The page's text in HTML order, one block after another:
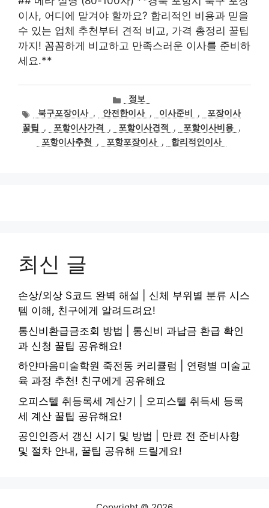
이사, 어디에 맡겨야 할까요? 합리적인 비용과 믿을
수 있는 업체 추천부터 견적 비교, 가격 총정리 꿀팁
까지! 꼼꼼하게 비교하고 만족스러운 이사를 준비하
세요.**
카
테
고
리
정보
태
그
북구포장이사 , 안전한이사 , 이사준비 ,
포장이사
꿀팁
, 포항이사가격 , 포항이사견적 , 포항이사비용 ,
포항이사추천
, 포항포장이사 , 합리적인이사
최신 글
손상/외상 S코드 완벽 해설 | 신체 부위별 분류 시스
템 이해, 친구에게 알려드려요!
통신비환급금조회 방법 | 통신비 과납금 환급 확인
과 신청 꿀팁 공유해요!
하얀마음미술학원 죽전동 커리큘럼 | 연령별 미술교
육 과정 추천! 친구에게 공유해요
오피스텔 취등록세 계산기 | 오피스텔 취득세 등록
세 계산 꿀팁 공유해요!
공인인증서 갱신 시기 및 방법 | 만료 전 준비사항
및 절차 안내, 꿀팁 공유해 드릴게요!